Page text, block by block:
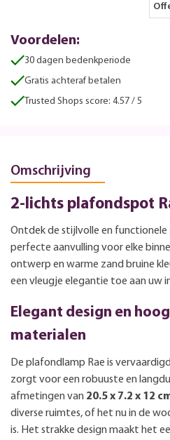
Voordelen:
30 dagen bedenkperiode
Gratis achteraf betalen
Trusted Shops score: 4.57 / 5
Omschrijving
2-lichts plafondspot
Ontdek de stijlvolle en functionele
perfecte aanvulling voor elke
ontwerp en warme zand bruine
een vleugje elegantie toe aan uw
Elegant design en
materialen
De plafondlamp Rae is
zorgt voor een robuuste en
afmetingen van 20.5 x 7.2 x 12
diverse ruimtes, of het nu in de
is. Het strakke design maakt het